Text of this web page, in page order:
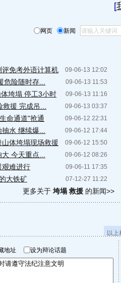
[
网页 新闻
09-06-13 12:02
免考外语计算机
09-06-13 11:53
险随时存...
09-06-13 11:16
垮塌 停工3小时
09-06-13 03:37
援 完成吊...
09-06-12 22:31
命通道"抢通
09-06-12 17:44
水 继续爆...
09-06-12 15:50
体垮塌现场救援
09-06-12 08:26
今天重点...
09-06-11 17:35
艰难进行
07-12-27 11:22
大铁矿
更多关于 垮塌 救援 的新闻>>
以
地址 设为辩论话题